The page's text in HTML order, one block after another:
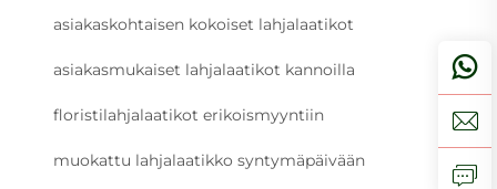
asiakaskohtaisen kokoiset lahjalaatikot
asiakasmukaiset lahjalaatikot kannoilla
floristilahjalaatikot erikoismyyntiin
muokattu lahjalaatikko syntymäpäivään